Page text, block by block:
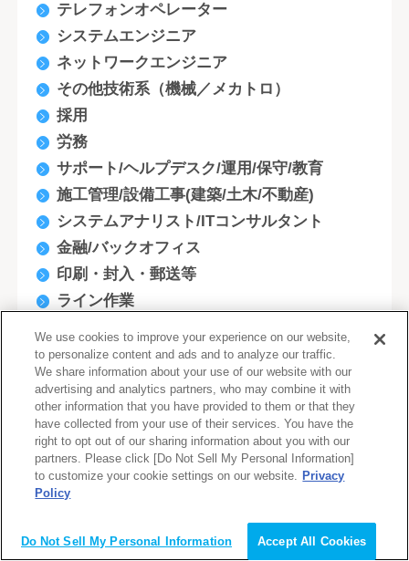
テレフォンオペレーター
システムエンジニア
ネットワークエンジニア
その他技術系（機械／メカトロ）
採用
労務
サポート/ヘルプデスク/運用/保守/教育
施工管理/設備工事(建築/土木/不動産)
システムアナリスト/ITコンサルタント
金融/バックオフィス
印刷・封入・郵送等
ライン作業
化学
ＩＴ系
事務・管理系
営業系
技術・研究系
販売・サービス系
金融系
We use cookies to improve your experience on our website,
to personalize content and ads and to analyze our traffic.
We share information about your use of our website with our
advertising and analytics partners, who may combine it with
other information that you have provided to them or that they
have collected from your use of their services. You have the
right to opt out of our sharing information about you with our
partners. Please click [Do Not Sell My Personal Information]
to customize your cookie settings on our website. Privacy
Policy
Do Not Sell My Personal Information Accept All Cookies